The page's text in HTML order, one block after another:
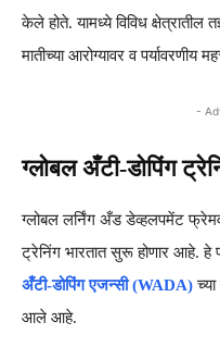
केले होते. यामध्ये विविध क्षेत्रातील
मातीच्या आरोग्यावर व पर्यावरणीय
-
ग्लोबल अँटी-डोपिंग
ग्लोबल लर्निंग अँड डेव्हलपमेंट
ट्रेनिंग भारतात सुरू होणार आहे. हे
अँटी-डोपिंग एजन्सी (WADA)
आले आहे.